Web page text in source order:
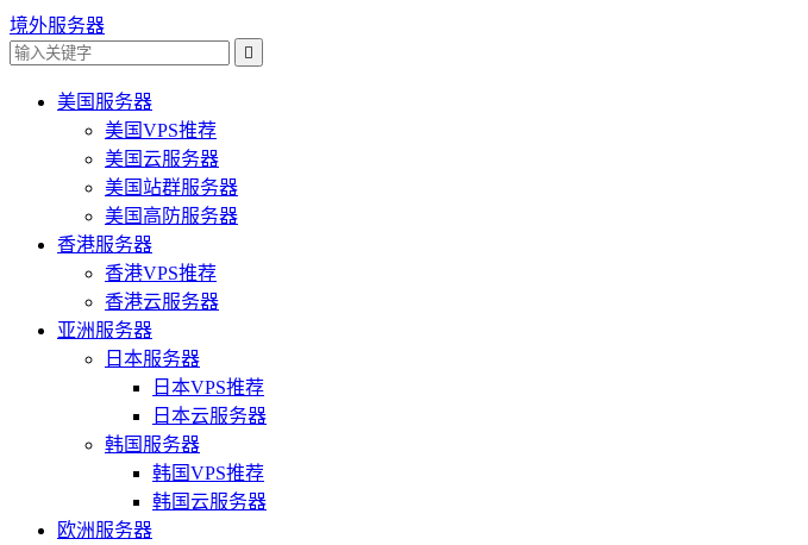
境外服务器

美国服务器
美国VPS推荐
美国云服务器
美国站群服务器
美国高防服务器
香港服务器
香港VPS推荐
香港云服务器
亚洲服务器
日本服务器
日本VPS推荐
日本云服务器
韩国服务器
韩国VPS推荐
韩国云服务器
欧洲服务器